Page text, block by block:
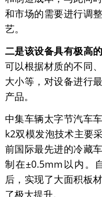
和市场的需要进行调
艺。
二是该设备具有极高
可以根据材质的不同
大小等，对设备进行
产品。
中集车辆太字节汽车
k2双模发泡技术主要
前国际最先进的冷藏
制在±0.5mm以内。
后，实现了大面积板